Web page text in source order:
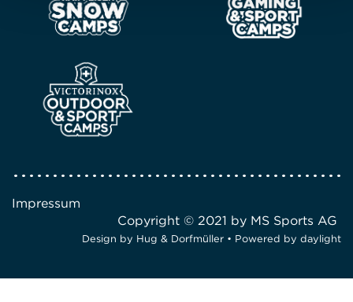
Impressum
Copyright © 2021 by MS Sports AG
Design by Hug & Dorfmüller • Powered by daylight